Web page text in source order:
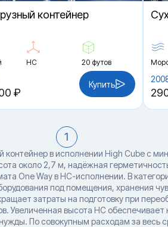
контейнер
HC 20 футов
₽
Купить
1
контейнер в исполнении High Cube с
около 2,7 м, надёжная
One Way в HC-исполнении. В
под помещения, хранения
затраты на подготовку при
Увеличенная высота HC
По совокупным расходам за весь